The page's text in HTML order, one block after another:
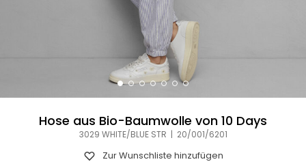
Hose aus Bio-Baumwolle von 10 Days
3029 WHITE/BLUE STR | 20/001/6201
Zur Wunschliste hinzufügen